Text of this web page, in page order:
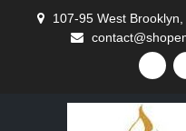
107-95 West Brooklyn,